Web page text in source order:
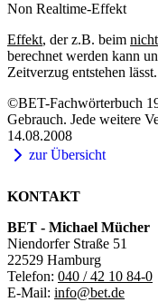
Non Realtime-Effekt
Effekt, der z.B. beim
berechnet werden kann
Zeitverzug entstehen
©BET-Fachwörterbuch
Gebrauch. Jede weitere
14.08.2008
zur Übersicht
KONTAKT
BET - Michael Mücher
Niendorfer Straße 51
22529 Hamburg
Telefon: 040 / 42 10 84-0
E-Mail: info@bet.de